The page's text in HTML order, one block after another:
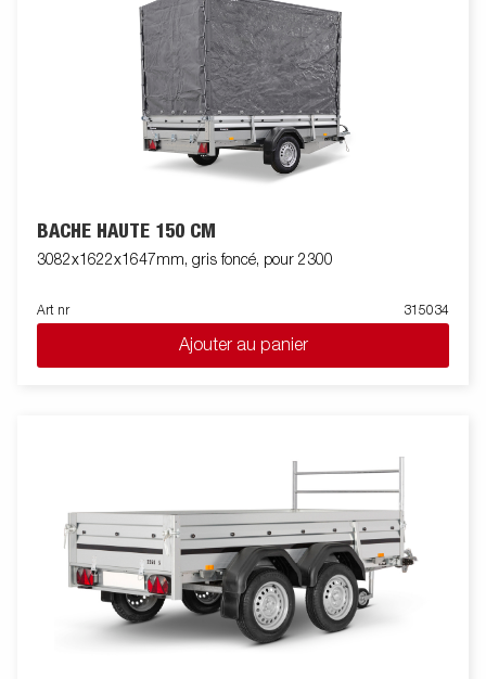
BACHE HAUTE 150 CM
3082x1622x1647mm, gris foncé, pour 2300
Art nr 315034
Ajouter au panier